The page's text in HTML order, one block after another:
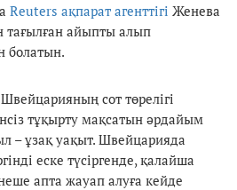
Reuters ақпарат агенттігі Женева
тағылған айыпты алып
болатын.
сот төрелігі
тұқырту мақсатын әрдайым
– ұзақ уақыт. Швейцарияда
еске түсіргенде, қалайша
апта жауап алуға кейде